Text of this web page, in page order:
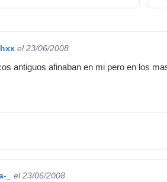
el 23/06/2008
antiguos afinaban en mi pero en los
_
el 23/06/2008